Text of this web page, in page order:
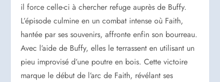
il force celle-ci à chercher refuge auprès de Buffy.
L’épisode culmine en un combat intense où Faith,
hantée par ses souvenirs, affronte enfin son bourreau.
Avec l’aide de Buffy, elles le terrassent en utilisant un
pieu improvisé d’une poutre en bois. Cette victoire
marque le début de l’arc de Faith, révélant ses